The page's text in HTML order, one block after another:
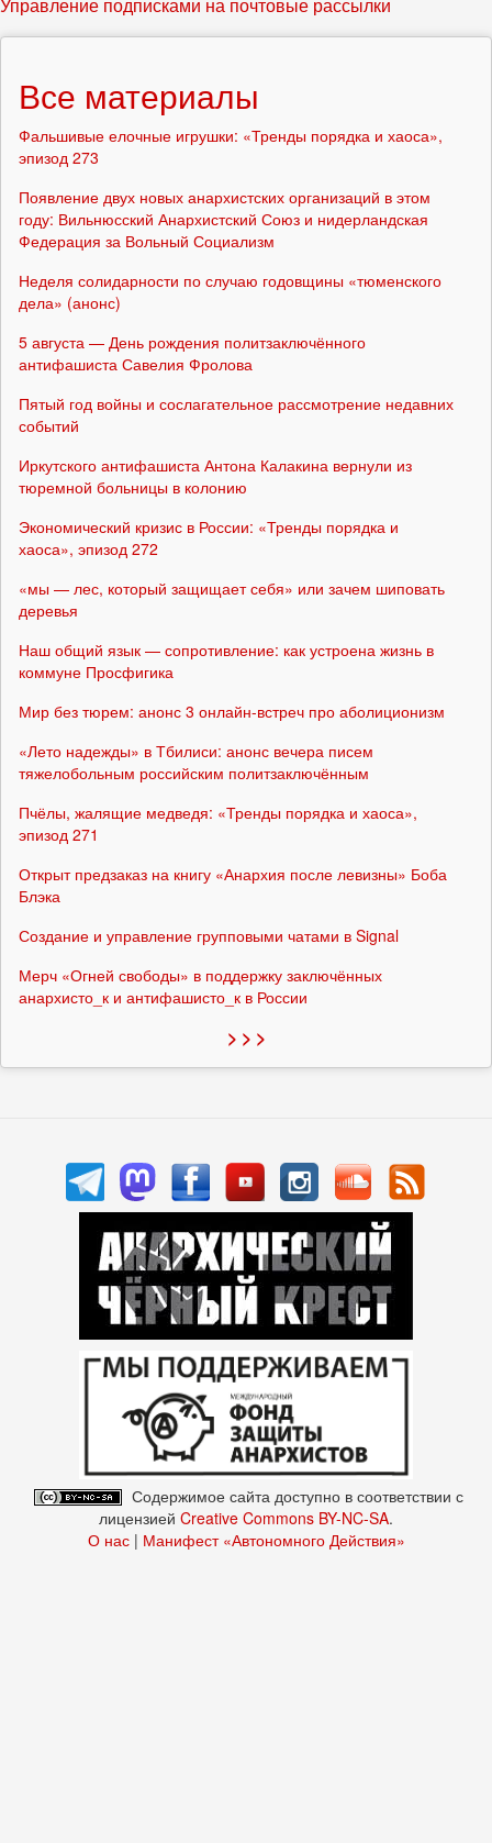
Управление подписками на почтовые рассылки
Все материалы
Фальшивые елочные игрушки: «Тренды порядка и хаоса»,
эпизод 273
Появление двух новых анархистских организаций в этом
году: Вильнюсский Анархистский Союз и нидерландская
Федерация за Вольный Социализм
Неделя солидарности по случаю годовщины «тюменского
дела» (анонс)
5 августа — День рождения политзаключённого
антифашиста Савелия Фролова
Пятый год войны и сослагательное рассмотрение недавних
событий
Иркутского антифашиста Антона Калакина вернули из
тюремной больницы в колонию
Экономический кризис в России: «Тренды порядка и
хаоса», эпизод 272
«мы — лес, который защищает себя» или зачем шиповать
деревья
Наш общий язык — сопротивление: как устроена жизнь в
коммуне Просфигика
Мир без тюрем: анонс 3 онлайн-встреч про аболиционизм
«Лето надежды» в Тбилиси: анонс вечера писем
тяжелобольным российским политзаключённым
Пчёлы, жалящие медведя: «Тренды порядка и хаоса»,
эпизод 271
Открыт предзаказ на книгу «Анархия после левизны» Боба
Блэка
Создание и управление групповыми чатами в Signal
Мерч «Огней свободы» в поддержку заключённых
анархисто_к и антифашисто_к в России
> > >
Содержимое сайта доступно в соответствии с
лицензией Creative Commons BY-NC-SA.
О нас| Манифест «Автономного Действия»